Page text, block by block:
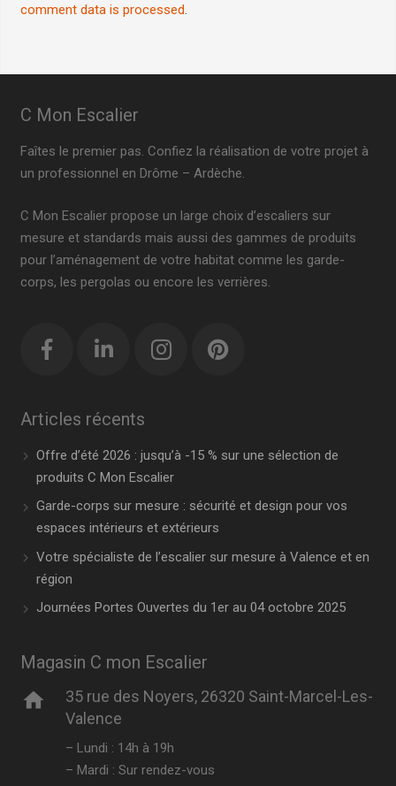
comment data is processed.
C Mon Escalier
Faîtes le premier pas. Confiez la réalisation de votre projet à
un professionnel en Drôme – Ardèche.
C Mon Escalier propose un large choix d’escaliers sur
mesure et standards mais aussi des gammes de produits
pour l’aménagement de votre habitat comme les garde-
corps, les pergolas ou encore les verrières.
Articles récents
Offre d’été 2026 : jusqu’à -15 % sur une sélection de
produits C Mon Escalier
Garde-corps sur mesure : sécurité et design pour vos
espaces intérieurs et extérieurs
Votre spécialiste de l’escalier sur mesure à Valence et en
région
Journées Portes Ouvertes du 1er au 04 octobre 2025
Magasin C mon Escalier
home
35 rue des Noyers, 26320 Saint-Marcel-Les-
Valence
– Lundi : 14h à 19h
– Mardi : Sur rendez-vous